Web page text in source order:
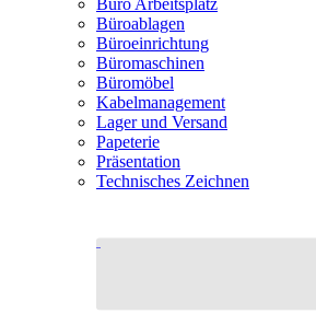
Büro Arbeitsplatz
Büroablagen
Büroeinrichtung
Büromaschinen
Büromöbel
Kabelmanagement
Lager und Versand
Papeterie
Präsentation
Technisches Zeichnen